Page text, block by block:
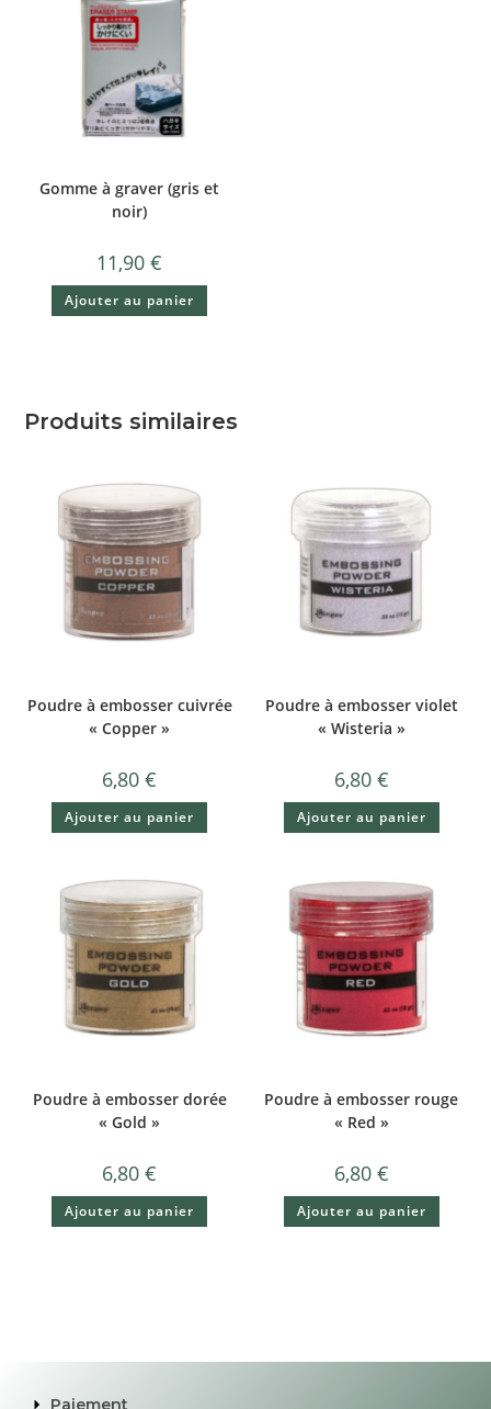
Gomme à graver (gris et
noir)
11,90€
Ajouter au panier
Produits similaires
Poudre à embosser cuivrée
« Copper »
6,80€
Ajouter au panier
Poudre à embosser violet
« Wisteria »
6,80 €
Ajouter au panier
Poudre à embosser dorée
« Gold »
6,80€
Ajouter au panier
Poudre à embosser rouge
« Red »
6,80 €
Ajouter au panier
Paiement